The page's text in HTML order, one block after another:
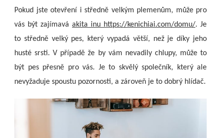
Pokud jste otevření i středně velkým plemenům, může pro
vás být zajímavá akita inu https://kenichiai.com/domu/. Je
to středně velký pes, který vypadá větší, než je díky jeho
husté srsti. V případě že by vám nevadily chlupy, může to
být pes přesně pro vás. Je to skvělý společník, který ale
nevyžaduje spoustu pozornosti, a zároveň je to dobrý hlídač.